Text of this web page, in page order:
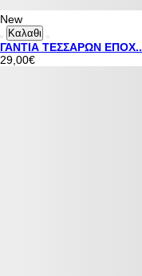
New
Καλαθι
ΓΑΝΤΙΑ ΤΕΣΣΑΡΩΝ ΕΠΟΧ..
29,00€